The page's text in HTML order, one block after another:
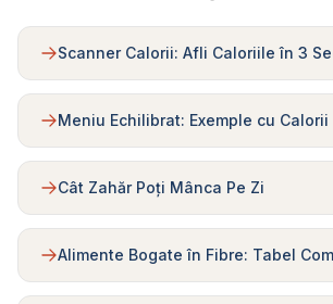
Scanner Calorii: Afli Caloriile în 3
Meniu Echilibrat: Exemple cu Calorii
Cât Zahăr Poți Mânca Pe Zi
Alimente Bogate în Fibre: Tabel